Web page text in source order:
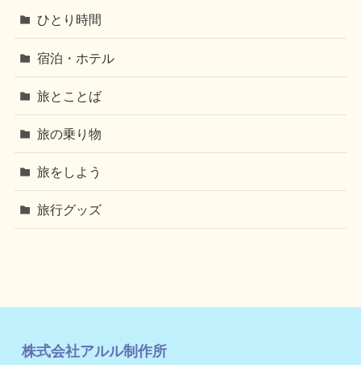
ひとり時間
宿泊・ホテル
旅とことば
旅の乗り物
旅をしよう
旅行グッズ
株式会社アルル制作所